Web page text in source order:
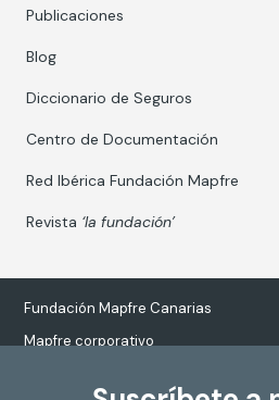
Publicaciones
Blog
Diccionario de Seguros
Centro de Documentación
Red Ibérica Fundación Mapfre
Revista ‘la fundación’
Fundación Mapfre Canarias
Mapfre corporativo